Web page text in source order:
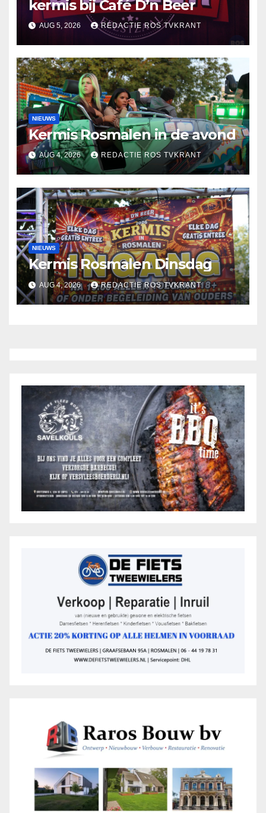
kermis bij Café D’n Beer
AUG 5, 2026 REDACTIE ROS TVKRANT
NIEUWS
Kermis Rosmalen in de avond
AUG 4, 2026 REDACTIE ROS TVKRANT
NIEUWS
Kermis Rosmalen Dinsdag
AUG 4, 2026 REDACTIE ROS TVKRANT